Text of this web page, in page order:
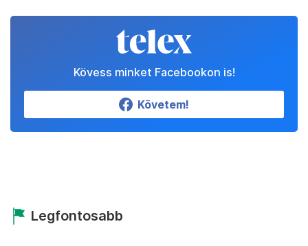
megbízható forrásnak!
Beállítom